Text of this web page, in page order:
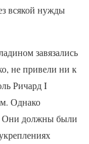
всякой нужды
завязались
не привели ни к
Ричард I
Однако
Они должны были